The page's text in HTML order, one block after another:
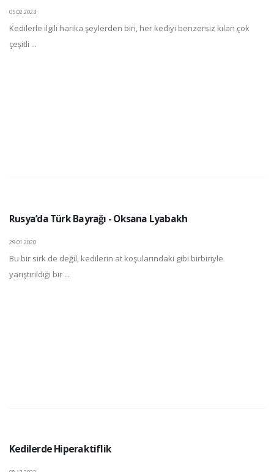
05.02.2023
Kedilerle ilgili harika şeylerden biri, her kediyi benzersiz kılan çok
çeşitli ...
Rusya’da Türk Bayrağı - Oksana Lyabakh
29.01.2020
Bu bir sirk de değil, kedilerin at koşularındaki gibi birbiriyle
yarıştırıldığı bir ...
Kedilerde Hiperaktiflik